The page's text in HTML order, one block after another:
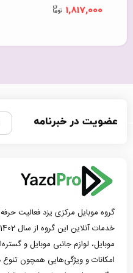
1,817,000
عضویت در خبرنامه
موبایل، لوازم جانبی موبایل و
امکانات و ویژگی‌هایی همچون تنوع